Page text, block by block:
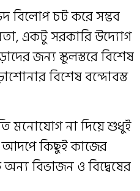
বিলোপ চট করে সম্ভব
একটু সরকারি উদ্যোগ
জন্য স্কুলস্তরে বিশেষ
বিশেষ বন্দোবস্ত
মনোযোগ না দিয়ে শুধুই
কিছুই কাজের
বিভাজন ও বিদ্বেষের